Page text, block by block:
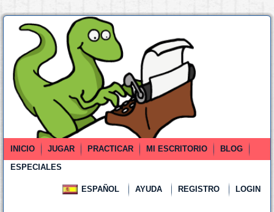
INICIO JUGAR PRACTICAR MI ESCRITORIO
BLOG
ESPECIALES
ESPAÑOL AYUDA REGISTRO LOGIN